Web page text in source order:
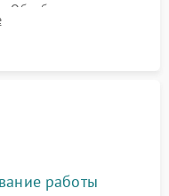
Обработка стыков
протечек воды.
работы